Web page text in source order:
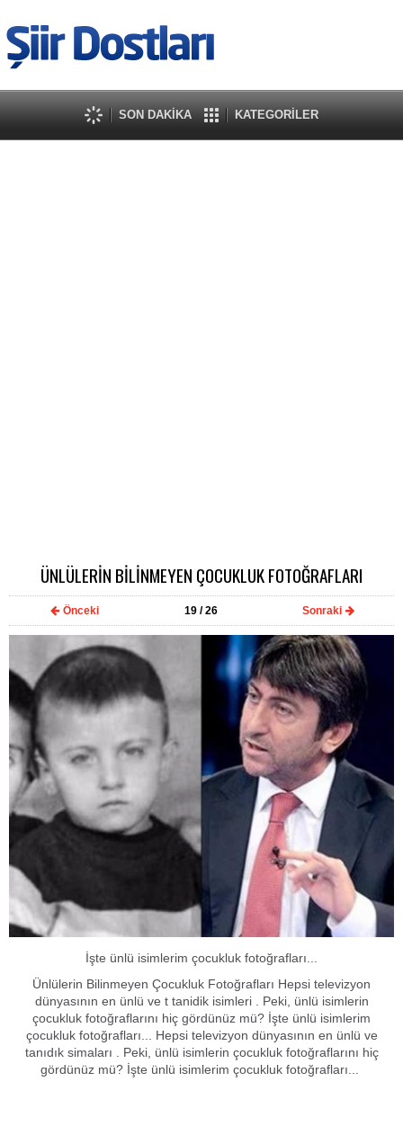
SON DAKİKA KATEGORİLER
ÜNLÜLERİN BİLİNMEYEN ÇOCUKLUK FOTOĞRAFLARI
Önceki 19 / 26 Sonraki
İşte ünlü isimlerim çocukluk fotoğrafları...
Ünlülerin Bilinmeyen Çocukluk Fotoğrafları Hepsi televizyon
dünyasının en ünlü ve t tanidik isimleri . Peki, ünlü isimlerin
çocukluk fotoğraflarını hiç gördünüz mü? İşte ünlü isimlerim
çocukluk fotoğrafları... Hepsi televizyon dünyasının en ünlü ve
tanıdık simaları . Peki, ünlü isimlerin çocukluk fotoğraflarını hiç
gördünüz mü? İşte ünlü isimlerim çocukluk fotoğrafları...